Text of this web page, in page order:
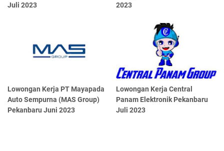
Juli 2023
2023
Lowongan Kerja PT Mayapada
Auto Sempurna (MAS Group)
Pekanbaru Juni 2023
Lowongan Kerja Central
Panam Elektronik Pekanbaru
Juli 2023